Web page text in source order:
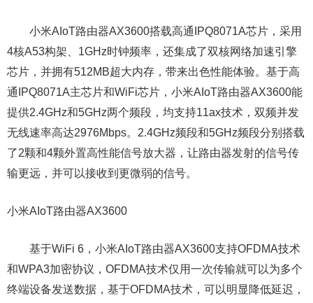
小米AIoT路由器AX3600搭载高通IPQ8071A芯片，采用
4核A53构架、1GHz时钟频率，还集成了双核网络加速引擎
芯片，并拥有512MB超大内存，带来出色性能体验。基于高
通IPQ8071A主芯片和WiFi芯片，小米AIoT路由器AX3600能
提供2.4GHz和5GHz两个频段，均支持11ax技术，双频并发
无线速率高达2976Mbps。2.4GHz频段和5GHz频段分别搭载
了2颗和4颗外置高性能信号放大器，让路由器发射的信号传
输更远，并可以接收到更微弱的信号。
小米AIoT路由器AX3600
基于WiFi 6，小米AIoT路由器AX3600支持OFDMA技术
和WPA3加密协议，OFDMA技术仅用一次传输就可以为多个
终端设备发送数据，基于OFDMA技术，可以明显降低延迟，